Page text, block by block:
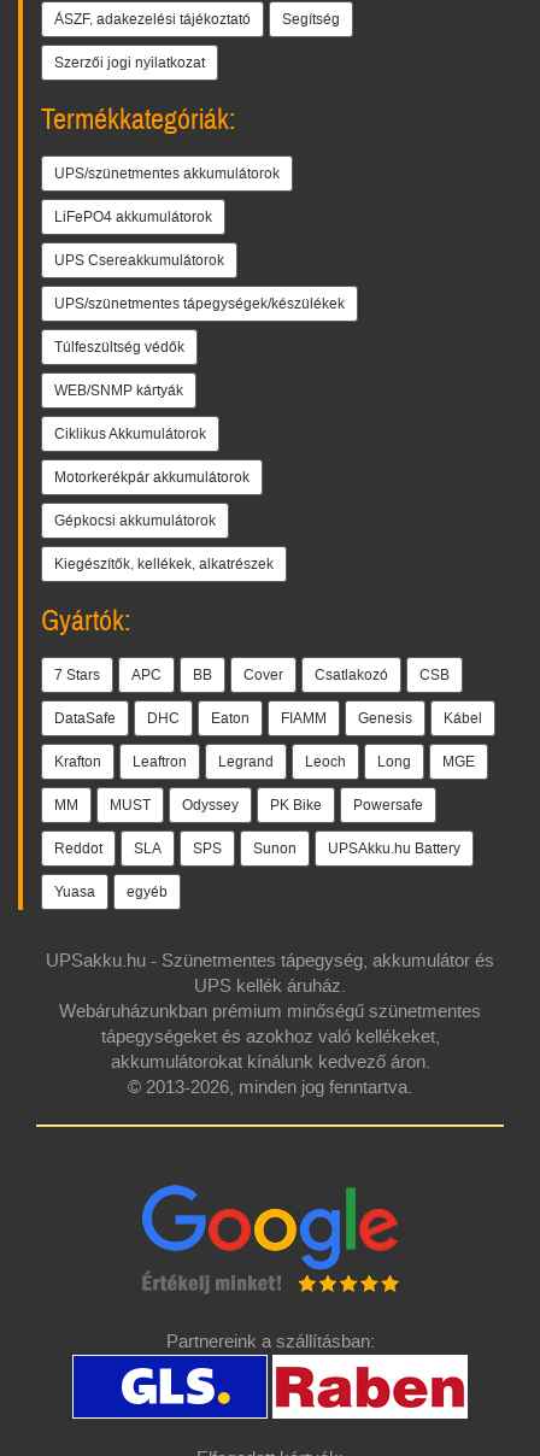
ÁSZF, adakezelési tájékoztató Segítség
Szerzői jogi nyilatkozat
Termékkategóriák:
UPS/szünetmentes akkumulátorok
LiFePO4 akkumulátorok
UPS Csereakkumulátorok
UPS/szünetmentes tápegységek/készülékek
Túlfeszültség védők
WEB/SNMP kártyák
Ciklikus Akkumulátorok
Motorkerékpár akkumulátorok
Gépkocsi akkumulátorok
Kiegészítők, kellékek, alkatrészek
Gyártók:
7 Stars APC BB Cover Csatlakozó CSB
DataSafe DHC Eaton FIAMM Genesis Kábel
Krafton Leaftron Legrand Leoch Long MGE
MM MUST Odyssey PK Bike Powersafe
Reddot SLA SPS Sunon UPSAkku.hu Battery
Yuasa egyéb
UPSakku.hu - Szünetmentes tápegység, akkumulátor és
UPS kellék áruház.
Webáruházunkban prémium minőségű szünetmentes
tápegységeket és azokhoz való kellékeket,
akkumulátorokat kínálunk kedvező áron.
© 2013-2026, minden jog fenntartva.
Partnereink a szállításban: